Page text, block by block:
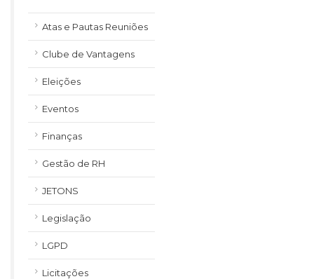
Atas e Pautas Reuniões
Clube de Vantagens
Eleições
Eventos
Finanças
Gestão de RH
JETONS
Legislação
LGPD
Licitações